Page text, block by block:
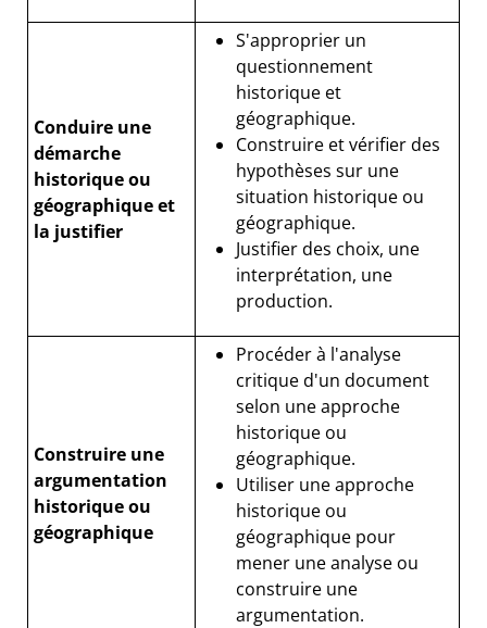
Conduire une
démarche
historique ou
géographique et
la justifier
S'approprier un
questionnement
historique et
géographique.
Construire et vérifier des
hypothèses sur une
situation historique ou
géographique.
Justifier des choix, une
interprétation, une
production.
Construire une
argumentation
historique ou
géographique
Procéder à l'analyse
critique d'un document
selon une approche
historique ou
géographique.
Utiliser une approche
historique ou
géographique pour
mener une analyse ou
construire une
argumentation.